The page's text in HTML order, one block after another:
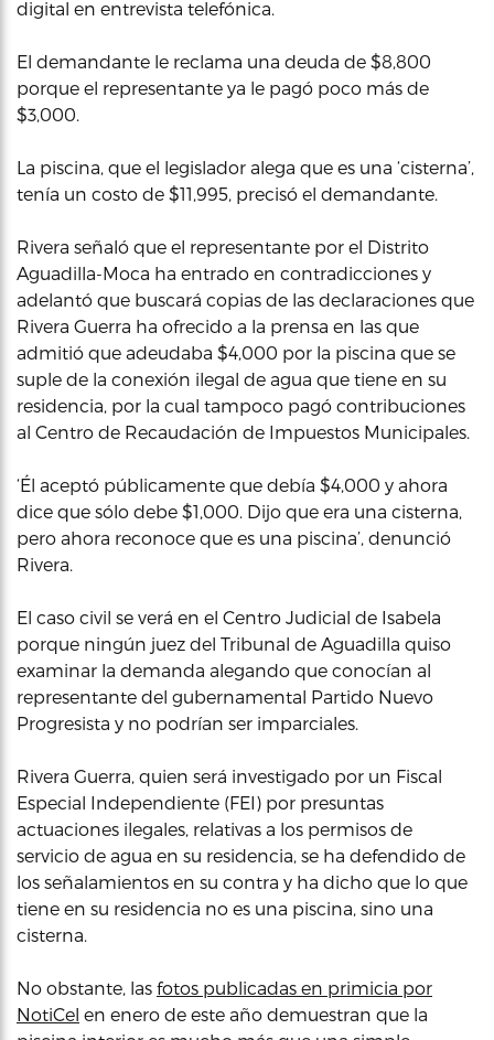
digital en entrevista telefónica.
El demandante le reclama una deuda de $8,800
porque el representante ya le pagó poco más de
$3,000.
La piscina, que el legislador alega que es una ‘cisterna’,
tenía un costo de $11,995, precisó el demandante.
Rivera señaló que el representante por el Distrito
Aguadilla-Moca ha entrado en contradicciones y
adelantó que buscará copias de las declaraciones que
Rivera Guerra ha ofrecido a la prensa en las que
admitió que adeudaba $4,000 por la piscina que se
suple de la conexión ilegal de agua que tiene en su
residencia, por la cual tampoco pagó contribuciones
al Centro de Recaudación de Impuestos Municipales.
‘Él aceptó públicamente que debía $4,000 y ahora
dice que sólo debe $1,000. Dijo que era una cisterna,
pero ahora reconoce que es una piscina’, denunció
Rivera.
El caso civil se verá en el Centro Judicial de Isabela
porque ningún juez del Tribunal de Aguadilla quiso
examinar la demanda alegando que conocían al
representante del gubernamental Partido Nuevo
Progresista y no podrían ser imparciales.
Rivera Guerra, quien será investigado por un Fiscal
Especial Independiente (FEI) por presuntas
actuaciones ilegales, relativas a los permisos de
servicio de agua en su residencia, se ha defendido de
los señalamientos en su contra y ha dicho que lo que
tiene en su residencia no es una piscina, sino una
cisterna.
No obstante, las fotos publicadas en primicia por
NotiCel en enero de este año demuestran que la